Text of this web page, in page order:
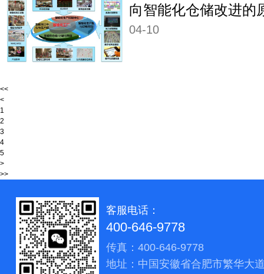
04-10
<<
<
1
2
3
4
5
>
>>
客服电话：
400-646-9778
传真：400-646-9778
地址：中国安徽省合肥市繁华大